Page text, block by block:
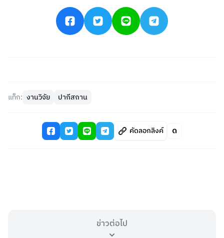
แท็ก: งานวิจัย ปากีสถาน
คัดลอกลิงค์
ข่าวต่อไป